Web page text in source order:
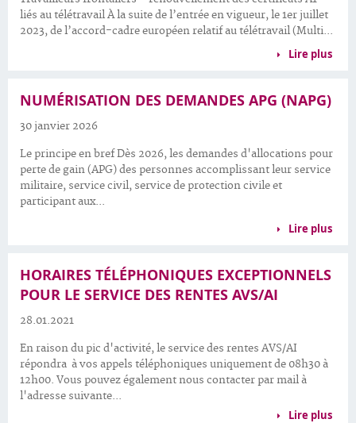
liés au télétravail À la suite de l’entrée en vigueur, le 1er juillet
2023, de l’accord-cadre européen relatif au télétravail (Multi...
Lire plus
NUMÉRISATION DES DEMANDES APG (NAPG)
30 janvier 2026
Le principe en bref Dès 2026, les demandes d'allocations pour
perte de gain (APG) des personnes accomplissant leur service
militaire, service civil, service de protection civile et
participant aux...
Lire plus
HORAIRES TÉLÉPHONIQUES EXCEPTIONNELS
POUR LE SERVICE DES RENTES AVS/AI
28.01.2021
En raison du pic d'activité, le service des rentes AVS/AI
répondra à vos appels téléphoniques uniquement de 08h30 à
12h00. Vous pouvez également nous contacter par mail à
l'adresse suivante...
Lire plus